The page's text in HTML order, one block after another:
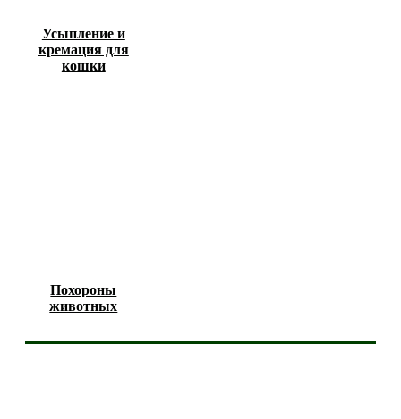
Усыпление и
кремация для
кошки
Похороны
животных